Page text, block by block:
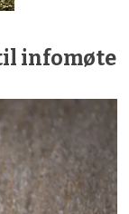
infomøte